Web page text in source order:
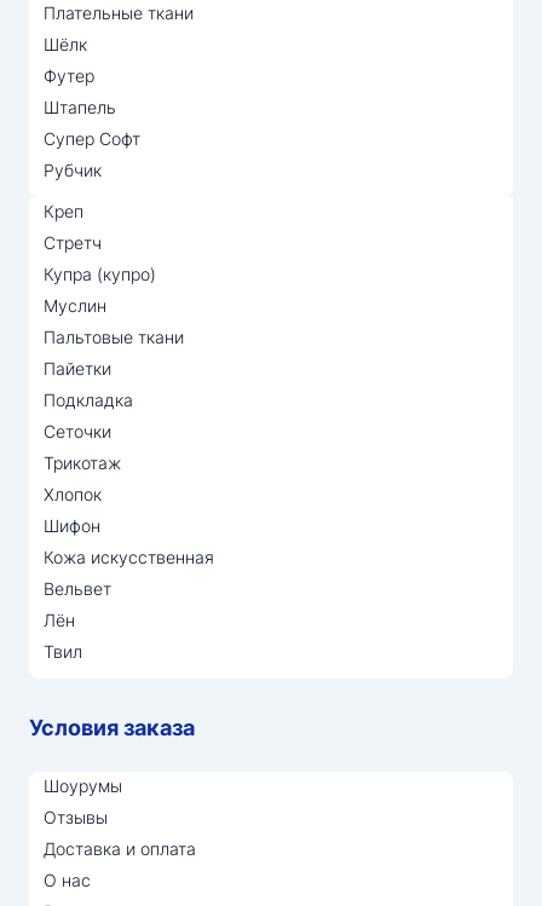
Плательные ткани
Шёлк
Футер
Штапель
Супер Софт
Рубчик
Креп
Стретч
Купра (купро)
Муслин
Пальтовые ткани
Пайетки
Подкладка
Сеточки
Трикотаж
Хлопок
Шифон
Кожа искусственная
Вельвет
Лён
Твил
Условия заказа
Шоурумы
Отзывы
Доставка и оплата
О нас